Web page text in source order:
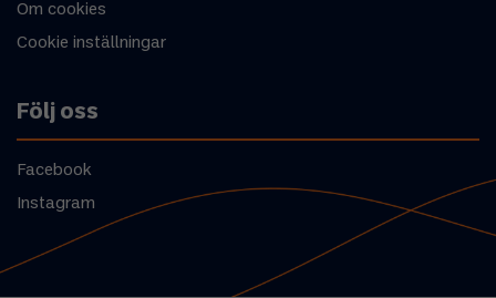
Om cookies
Cookie inställningar
Följ oss
Facebook
Instagram